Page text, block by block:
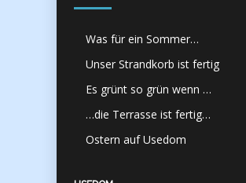
Was für ein Sommer…
Unser Strandkorb ist fertig
Es grünt so grün wenn …
…die Terrasse ist fertig…
Ostern auf Usedom